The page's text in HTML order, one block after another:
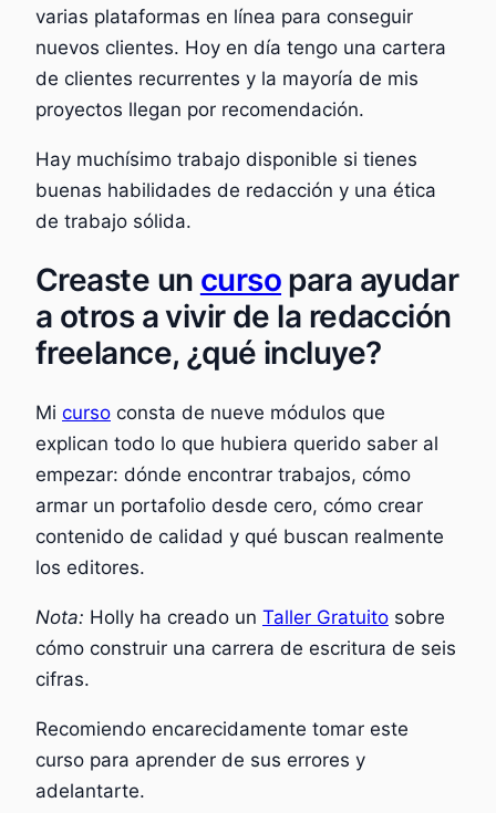
varias plataformas en línea para conseguir
nuevos clientes. Hoy en día tengo una cartera
de clientes recurrentes y la mayoría de mis
proyectos llegan por recomendación.
Hay muchísimo trabajo disponible si tienes
buenas habilidades de redacción y una ética
de trabajo sólida.
Creaste un curso para ayudar
a otros a vivir de la redacción
freelance, ¿qué incluye?
Mi curso consta de nueve módulos que
explican todo lo que hubiera querido saber al
empezar: dónde encontrar trabajos, cómo
armar un portafolio desde cero, cómo crear
contenido de calidad y qué buscan realmente
los editores.
Nota: Holly ha creado un Taller Gratuito sobre
cómo construir una carrera de escritura de seis
cifras.
Recomiendo encarecidamente tomar este
curso para aprender de sus errores y
adelantarte.